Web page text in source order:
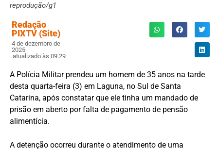
reprodução/g1
Redação
PIXTV (Site)
4 de dezembro de
2025
atualizado às 09:29
A Polícia Militar prendeu um homem de 35 anos na tarde
desta quarta-feira (3) em Laguna, no Sul de Santa
Catarina, após constatar que ele tinha um mandado de
prisão em aberto por falta de pagamento de pensão
alimentícia.
A detenção ocorreu durante o atendimento de uma